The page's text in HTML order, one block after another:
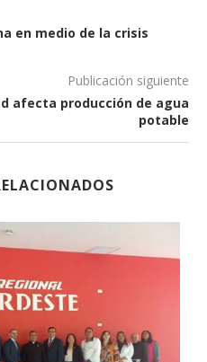
en medio de la crisis
Publicación siguiente
afecta producción de agua
potable